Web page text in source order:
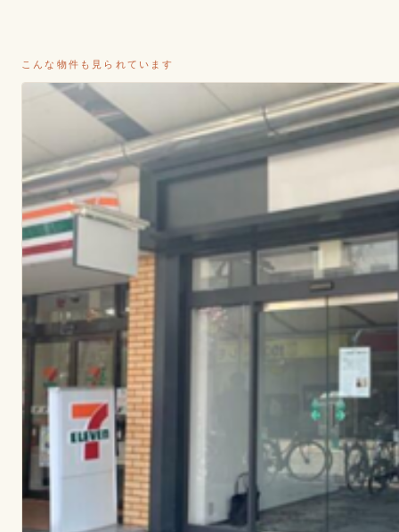
こんな物件も見られています